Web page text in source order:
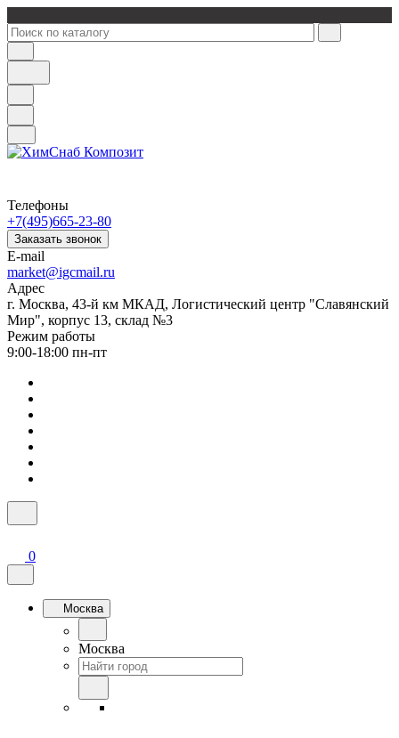
Телефоны
+7(495)665-23-80
Заказать звонок
E-mail
market@igcmail.ru
Адрес
г. Москва, 43-й км МКАД, Логистический центр "Славянский
Мир", корпус 13, склад №3
Режим работы
9:00-18:00 пн-пт
0
Москва
Москва